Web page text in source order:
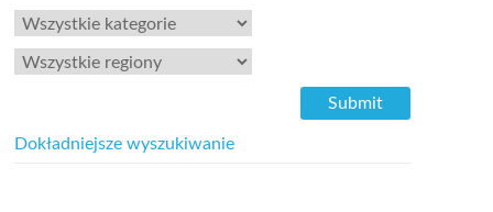
Dokładniejsze wyszukiwanie